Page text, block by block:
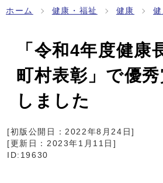
ホーム 健康・福祉 健康 健
「令和4年度健康
町村表彰」で優
しました
[初版公開日：2022年8月24日]
[更新日： 2023年1月11日 ]
ID:19630